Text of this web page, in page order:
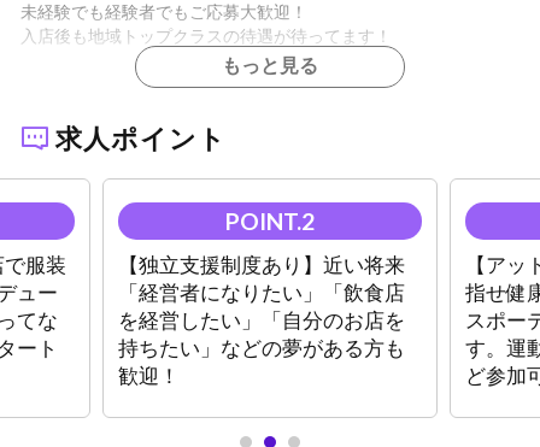
未経験でも経験者でもご応募大歓迎！
入店後も地域トップクラスの待遇が待ってます！
日給5,000円～10,000円を完全保証
各種ボーナスあり！
完全初心者でも大丈夫！
服装から髪型まで当店がすべてプロデュースします。
お酒が飲めなくてもOK！（お酒が飲めないホストも在籍してま
す）
経験者の方ももちろん歓迎！
【高額移籍金】
100,000
～3,000,000円 完備!！
30,000円～MAX〇〇円!!
もっと見る
求人ポイント
服装
ュー
てな
ート
【独立支援制度あり】近い将来
「経営者になりたい」「飲食店
を経営したい」「自分のお店を
持ちたい」などの夢がある方も
歓迎！
【ア
指せ健
スポー
す。運
ど参加